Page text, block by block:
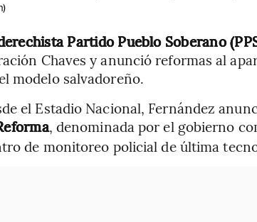
Partido Pueblo Soberano
Chaves y anunció reformas al
modelo salvadoreño.
el Estadio Nacional, Fernández
, denominada por el gobierno
de monitoreo policial de última